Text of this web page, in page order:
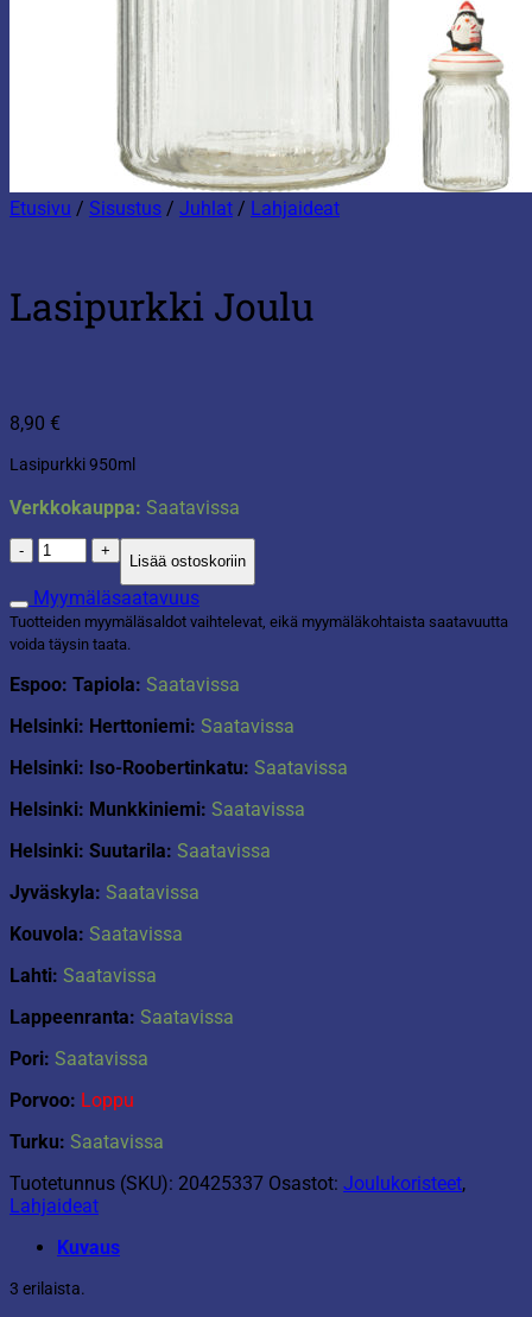
Etusivu / Sisustus / Juhlat / Lahjaideat
Lasipurkki Joulu
8,90 €
Lasipurkki 950ml
Verkkokauppa: Saatavissa
Lasipurkki
Joulu
määrä
Lisää ostoskoriin
Myymäläsaatavuus
Tuotteiden myymäläsaldot vaihtelevat, eikä myymäläkohtaista saatavuutta
voida täysin taata.
Espoo: Tapiola: Saatavissa
Helsinki: Herttoniemi: Saatavissa
Helsinki: Iso-Roobertinkatu: Saatavissa
Helsinki: Munkkiniemi: Saatavissa
Helsinki: Suutarila: Saatavissa
Jyväskyla: Saatavissa
Kouvola: Saatavissa
Lahti: Saatavissa
Lappeenranta: Saatavissa
Pori: Saatavissa
Porvoo: Loppu
Turku: Saatavissa
Tuotetunnus (SKU): 20425337 Osastot: Joulukoristeet,
Lahjaideat
Kuvaus
3 erilaista.